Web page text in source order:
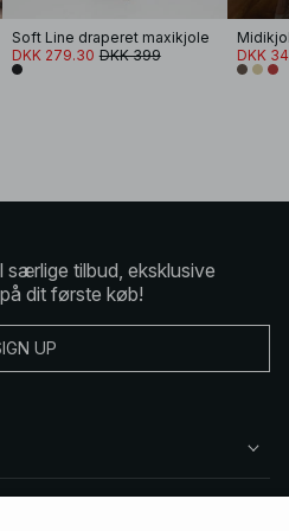
Soft Line draperet maxikjole
DKK 279.30 DKK 399 DKK
særlige tilbud, eksklusive
dit første køb!
UP